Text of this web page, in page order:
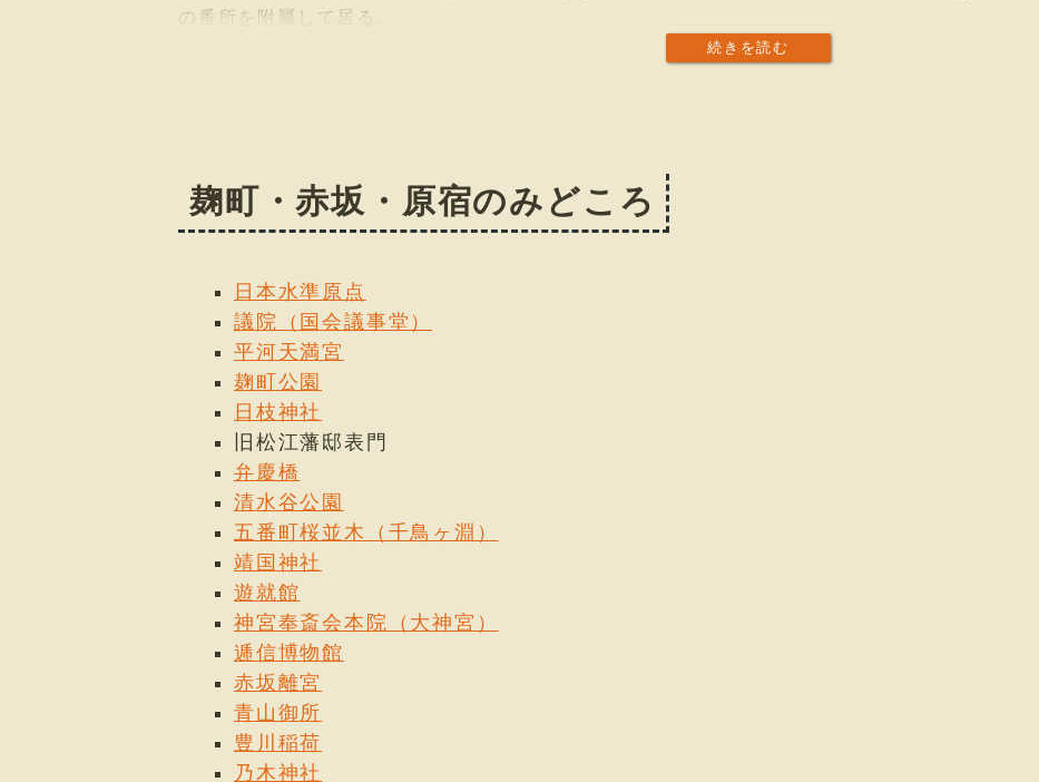
続きを読む
の番所を附屬して居る。
麹町・赤坂・原宿のみどころ
日本水準原点
議院（国会議事堂）
平河天満宮
麹町公園
日枝神社
旧松江藩邸表門
弁慶橋
清水谷公園
五番町桜並木（千鳥ヶ淵）
靖国神社
遊就館
神宮奉斎会本院（大神宮）
逓信博物館
赤坂離宮
青山御所
豊川稲荷
乃木神社